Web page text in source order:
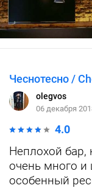
Чеснотесно /
olegvos
06 декабря
4.0
Неплохой бар,
очень много
особенный